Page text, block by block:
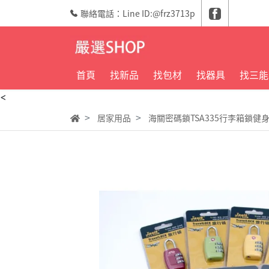
<
聯絡電話：Line ID:@frz3713p
首頁 找新品 找包材 找器具 找三能
居家用品 海關密碼鎖TSA335行李箱鎖健